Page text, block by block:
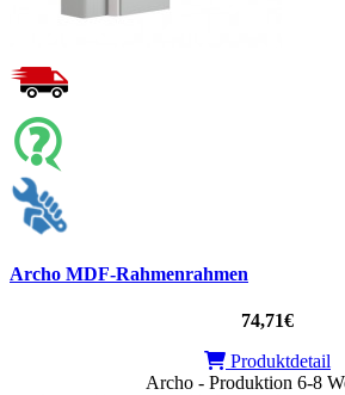
Archo MDF-Rahmenrahmen
74,71€
Produktdetail
Archo - Produktion 6-8